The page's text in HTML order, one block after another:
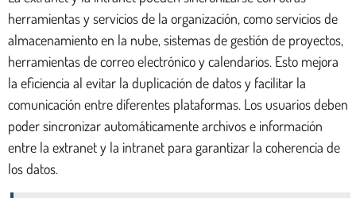
herramientas y servicios de la organización, como servicios de
almacenamiento en la nube, sistemas de gestión de proyectos,
herramientas de correo electrónico y calendarios. Esto mejora
la eficiencia al evitar la duplicación de datos y facilitar la
comunicación entre diferentes plataformas. Los usuarios deben
poder sincronizar automáticamente archivos e información
entre la extranet y la intranet para garantizar la coherencia de
los datos.